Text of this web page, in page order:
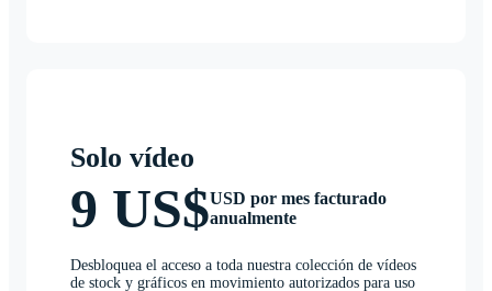
Solo vídeo
9 US$USD por mes facturado
anualmente
Desbloquea el acceso a toda nuestra colección de vídeos
de stock y gráficos en movimiento autorizados para uso